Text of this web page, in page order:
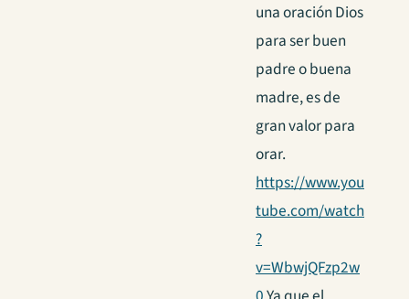
una oración Dios
para ser buen
padre o buena
madre, es de
gran valor para
orar.
https://www.you
tube.com/watch
?
v=WbwjQFzp2w